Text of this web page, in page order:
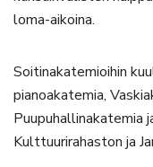
loma-aikoina.
Soitinakatemioihin
pianoakatemia,
Puupuhallinakatemia
Kulttuurirahaston ja